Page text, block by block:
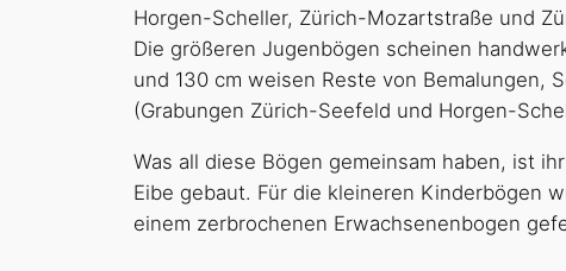
Horgen-Scheller, Zürich-Mozartstraße und
Die größeren Jugenbögen scheinen
und 130 cm weisen Reste von Bemalungen,
(Grabungen Zürich-Seefeld und Horgen-
Was all diese Bögen gemeinsam haben, ist
Eibe gebaut. Für die kleineren Kinderbögen
einem zerbrochenen Erwachsenenbogen